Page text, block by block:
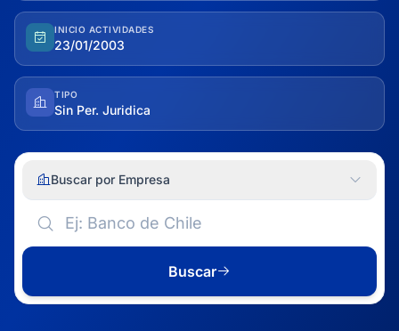
INICIO ACTIVIDADES
23/01/2003
TIPO
Sin Per. Juridica
Buscar por Empresa
Buscar